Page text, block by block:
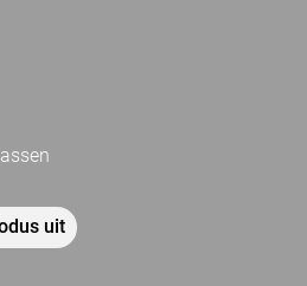
uit